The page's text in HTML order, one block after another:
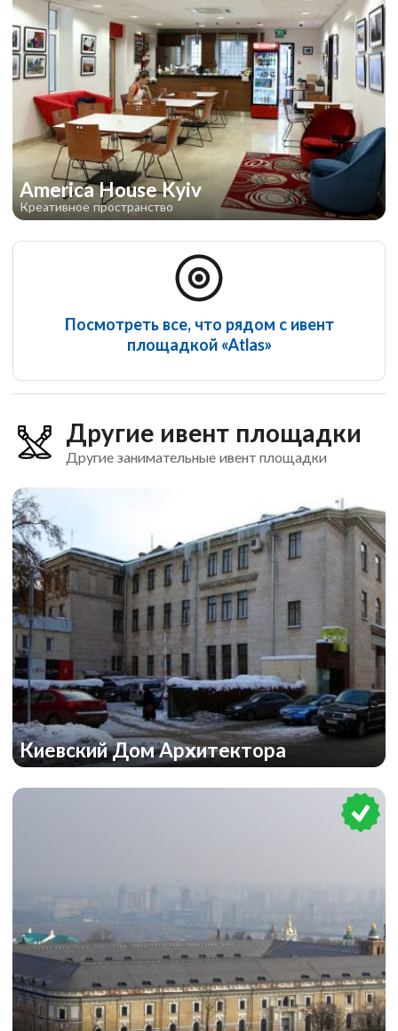
America House Kyiv
Креативное пространство
Посмотреть все, что рядом с ивент
площадкой «Atlas»
Другие ивент площадки
Другие занимательные ивент площадки
Киевский Дом Архитектора